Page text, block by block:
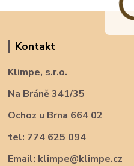
Kontakt
Klimpe, s.r.o.
Na Bráně 341/35
Ochoz u Brna 664 02
tel: 774 625 094
Email: klimpe@klimpe.cz